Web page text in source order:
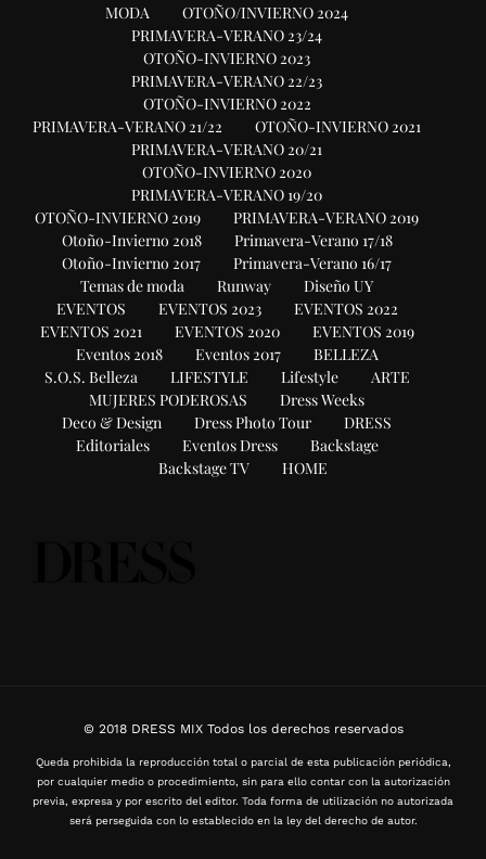
MODA
OTOÑO/INVIERNO 2024
PRIMAVERA-VERANO 23/24
OTOÑO-INVIERNO 2023
PRIMAVERA-VERANO 22/23
OTOÑO-INVIERNO 2022
PRIMAVERA-VERANO 21/22
OTOÑO-INVIERNO 2021
PRIMAVERA-VERANO 20/21
OTOÑO-INVIERNO 2020
PRIMAVERA-VERANO 19/20
OTOÑO-INVIERNO 2019
PRIMAVERA-VERANO 2019
Otoño-Invierno 2018
Primavera-Verano 17/18
Otoño-Invierno 2017
Primavera-Verano 16/17
Temas de moda
Runway
Diseño UY
EVENTOS
EVENTOS 2023
EVENTOS 2022
EVENTOS 2021
EVENTOS 2020
EVENTOS 2019
Eventos 2018
Eventos 2017
BELLEZA
S.O.S. Belleza
LIFESTYLE Lifestyle
ARTE
MUJERES PODEROSAS
Dress Weeks
Deco & Design
Dress Photo Tour
DRESS
Editoriales
Eventos Dress
Backstage
Backstage TV
HOME
© 2018 DRESS MIX Todos los derechos reservados
Queda prohibida la reproducción total o parcial de esta publicación periódica,
por cualquier medio o procedimiento, sin para ello contar con la autorización
previa, expresa y por escrito del editor. Toda forma de utilización no autorizada
será perseguida con lo establecido en la ley del derecho de autor.